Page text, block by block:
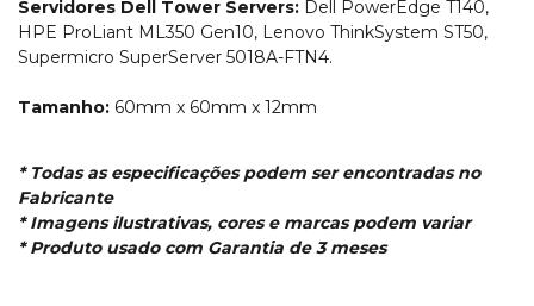
Servidores Dell Tower Servers: Dell PowerEdge T140,
HPE ProLiant ML350 Gen10, Lenovo ThinkSystem ST50,
Supermicro SuperServer 5018A-FTN4.
Tamanho: 60mm x 60mm x 12mm
* Todas as especificações podem ser encontradas no
Fabricante
* Imagens ilustrativas, cores e marcas podem variar
* Produto usado com Garantia de 3 meses